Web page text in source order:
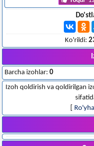
Ko'rildi:
Barcha izohlar: 0
Izoh qoldirish va qoldirilgan